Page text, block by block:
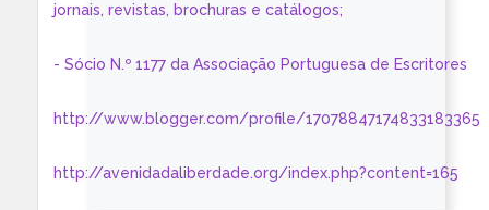
jornais, revistas, brochuras e catálogos;
- Sócio N.º 1177 da Associação Portuguesa de Escritores
http://www.blogger.com/profile/17078847174833183365
http://avenidadaliberdade.org/index.php?content=165